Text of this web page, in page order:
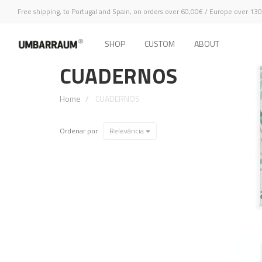
Free shipping, to Portugal and Spain, on orders over 60,00€ / Europe over
SHOP CUSTOM ABOUT
CUADERNOS
Home CUADERNOS
Ordenar por Relevância